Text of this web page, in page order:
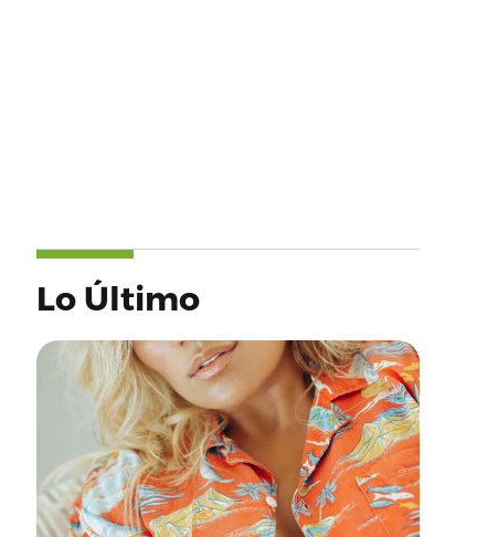
Lo Último